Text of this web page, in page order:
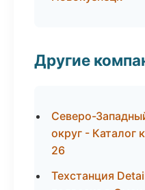
Другие
Северо-
округ - Каталог
26
Техстанция